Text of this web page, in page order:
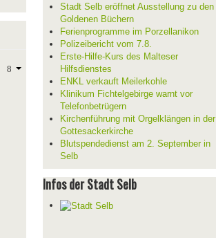
Stadt Selb eröffnet Ausstellung zu den
Goldenen Büchern
Ferienprogramme im Porzellanikon
Polizeibericht vom 7.8.
Erste-Hilfe-Kurs des Malteser
Hilfsdienstes
ENKL verkauft Meilerkohle
Klinikum Fichtelgebirge warnt vor
Telefonbetrügern
Kirchenführung mit Orgelklängen in der
Gottesackerkirche
Blutspendedienst am 2. September in
Selb
Infos der Stadt Selb